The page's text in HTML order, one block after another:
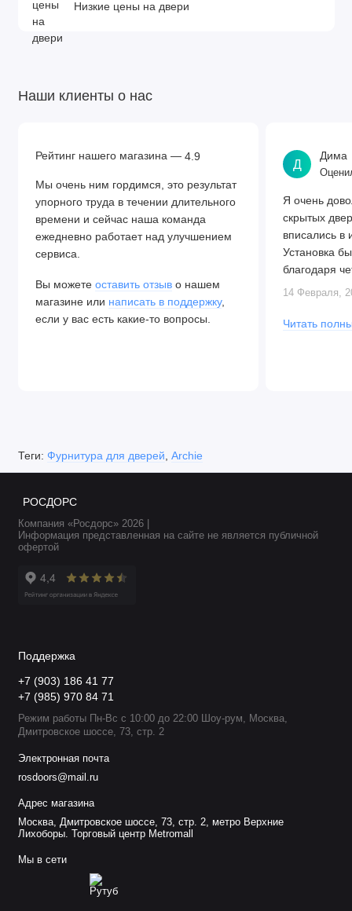
Низкие цены на двери
Наши клиенты о нас
Рейтинг нашего магазина — 4.9
Мы очень ним гордимся, это результат
упорного труда в течении длительного
времени и сейчас наша команда
ежедневно работает над улучшением
сервиса.
Вы можете оставить отзыв о нашем
магазине или написать в поддержку,
если у вас есть какие-то вопросы.
Д
Дима
Я очень
скрытых
вписались в
Установка
благодаря
Алексея.
14 Февраля,
Читать
Теги: Фурнитура для дверей Archie
РОСДОРС
Компания «Росдорс» 2026 |
Информация представленная на сайте не является публичной
офертой
Поддержка
+7 (903) 186 41 77
+7 (985) 970 84 71
Режим работы Пн-Вс с 10:00 до 22:00 Шоу-рум, Москва,
Дмитровское шоссе, 73, стр. 2
Электронная почта
rosdoors@mail.ru
Адрес магазина
Москва, Дмитровское шоссе, 73, стр. 2, метро Верхние
Лихоборы. Торговый центр Metromall
Мы в сети